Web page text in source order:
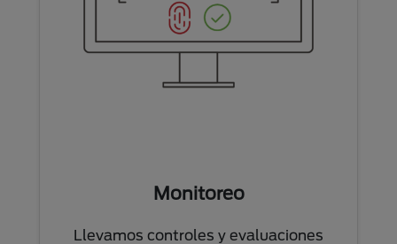
Monitoreo
Llevamos controles y evaluaciones